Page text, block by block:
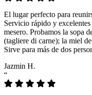
El lugar perfecto para
Servicio rápido y
mesero. Probamos la sopa
(tagliere di carne); la miel
Sirve para más de dos
Jazmin H.
“